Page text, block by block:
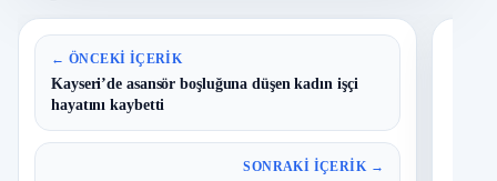
← ÖNCEKI İÇERIK
Kayseri’de asansör boşluğuna düşen kadın işçi
hayatını kaybetti
SONRAKI İÇERIK →